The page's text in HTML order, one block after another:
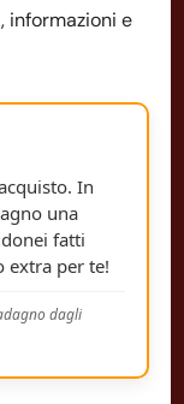
informazioni e
In
una
fatti
extra per te!
dagli